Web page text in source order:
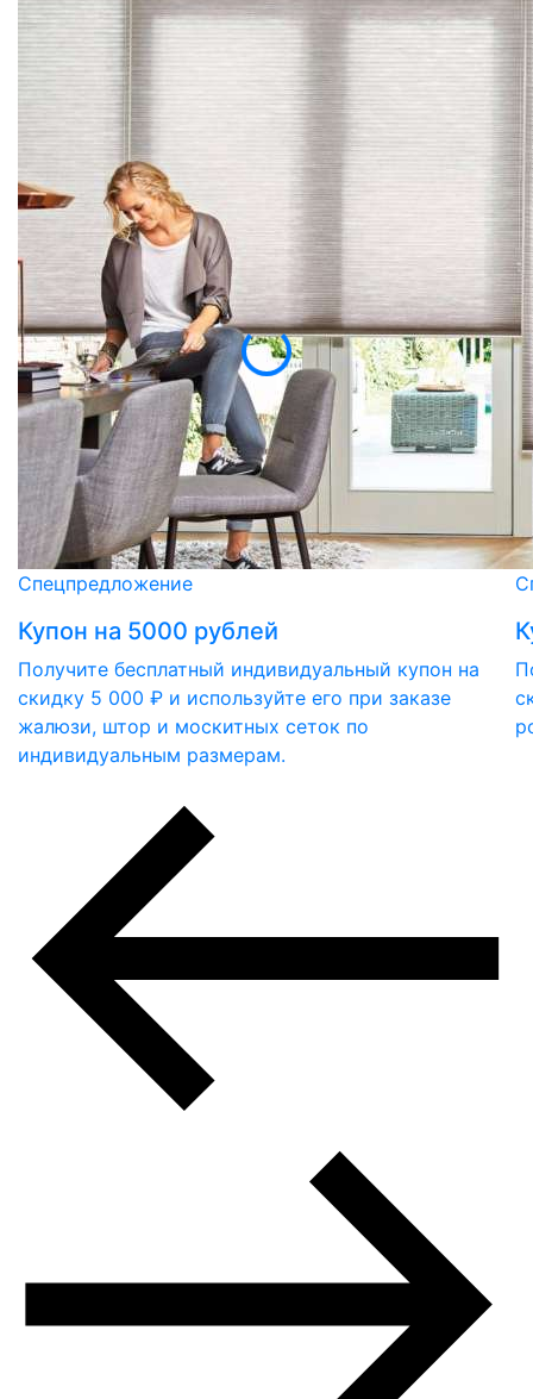
Спецпредложение
Купон на 5000 рублей
Получите бесплатный индивидуальный купон на
скидку 5 000 ₽ и используйте его при заказе
жалюзи, штор и москитных сеток по
индивидуальным размерам.